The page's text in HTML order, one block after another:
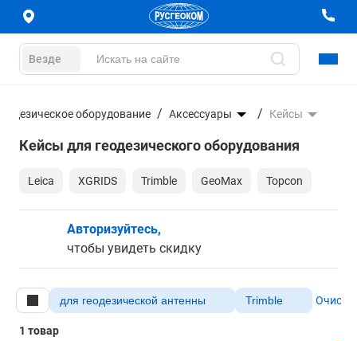
Везде
оборудование Аксессуары Кейсы
Кейсы для геодезического оборудования
Leica XGRIDS Trimble GeoMax Topcon
Авторизуйтесь,
чтобы увидеть скидку
для геодезической антенны Trimble
1 товар